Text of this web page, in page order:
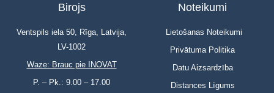
Birojs
Ventspils iela 50, Rīga, Latvija,
LV-1002
Waze: Brauc pie INOVAT
P. – Pk.: 9.00 – 17.00
Noteikumi
Lietošanas Noteikumi
Privātuma Politika
Datu Aizsardzība
Distances Līgums